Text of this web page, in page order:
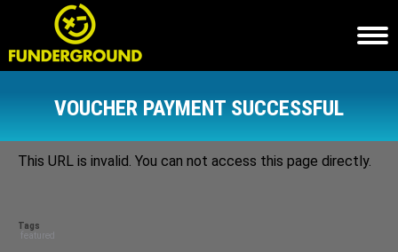
VOUCHER PAYMENT SUCCESSFUL
This URL is invalid. You can not access this page directly.
Tags
featured